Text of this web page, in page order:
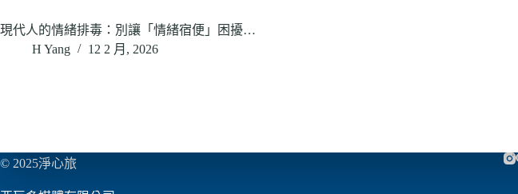
現代人的情緒排毒：別讓「情緒宿便」困擾…
H Yang
12 2 月, 2026
© 2025淨心旅